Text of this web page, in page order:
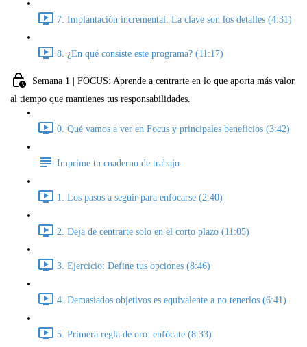
7. Implantación incremental: La clave son los detalles (4:31)
8. ¿En qué consiste este programa? (11:17)
Semana 1 | FOCUS: Aprende a centrarte en lo que aporta más valor
al tiempo que mantienes tus responsabilidades.
0. Qué vamos a ver en Focus y principales beneficios (3:42)
Imprime tu cuaderno de trabajo
1. Los pasos a seguir para enfocarse (2:40)
2. Deja de centrarte solo en el corto plazo (11:05)
3. Ejercicio: Define tus opciones (8:46)
4. Demasiados objetivos es equivalente a no tenerlos (6:41)
5. Primera regla de oro: enfócate (8:33)